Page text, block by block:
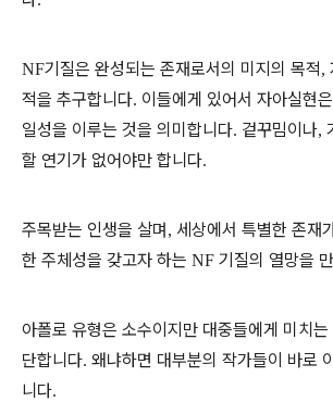
NF기질은 완성되는 존재로서의 미지의 목적,
적을 추구합니다. 이들에게 있어서 자아실현
일성을 이루는 것을 의미합니다. 겉꾸밈이나,
할 연기가 없어야만 합니다.
주목받는 인생을 살며, 세상에서 특별한 존재
한 주체성을 갖고자 하는 NF 기질의 열망을
아폴로 유형은 소수이지만 대중들에게 미치
단합니다. 왜냐하면 대부분의 작가들이 바로
니다.